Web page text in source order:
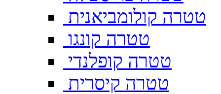
טטרה קולומביאנית
טטרה קונגו
טטרה קופלנדי
טטרה קיסרית